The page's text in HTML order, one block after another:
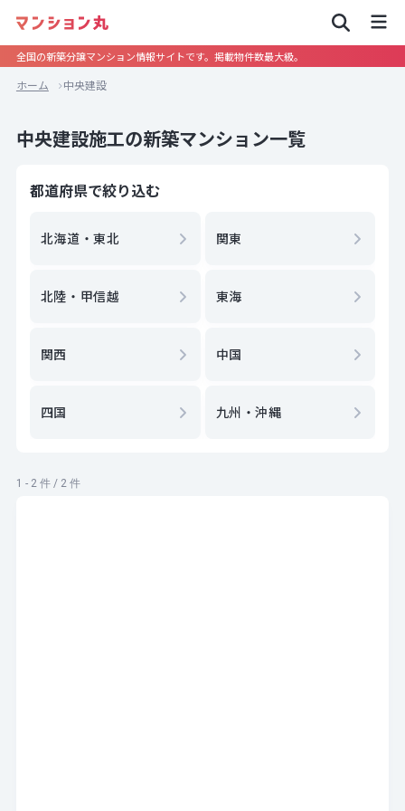
全国の新築分譲マンション情報サイトです。掲載物件数最大級。
ホーム 中央建設
中央建設施工の新築マンション一覧
都道府県で絞り込む
北海道・東北 関東
北陸・甲信越 東海
関西 中国
四国 九州・沖縄
1 - 2 件 / 2 件